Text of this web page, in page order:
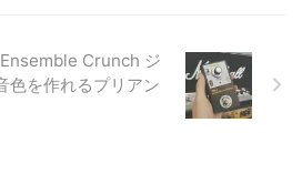
Crunch ジ
色を作れるプリアン